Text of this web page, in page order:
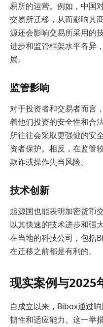
易所的运营。例如，中国
交易所迁移，从而影响其
源还会影响交易所采用的
进步和监管框架水平各异
展。
监管影响
对于投资者和交易者而言
着他们投资的安全性和合
所往往会采取更强健的安
资者保护。相反，在监管
欺诈或操作失当风险。
技术创新
起源国也能表明加密货币
以其快速的技术进步和强
在当地的科技公司，包括
在迁移之前都是有利的。
现实案例与2025
自成立以来，Bibox通过
韧性和适应能力。这一举